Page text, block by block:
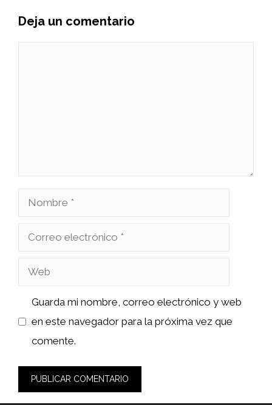
Deja un comentario
Nombre
Correo
Web
Guarda mi nombre, correo electrónico y web
en este navegador para la próxima vez que
comente.